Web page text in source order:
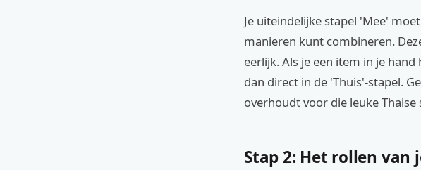
Je uiteindelijke stapel 'Mee'
manieren kunt combineren.
eerlijk. Als je een item in je
dan direct in de 'Thuis'-stapel.
overhoudt voor die leuke Thaise
Stap 2: Het rollen